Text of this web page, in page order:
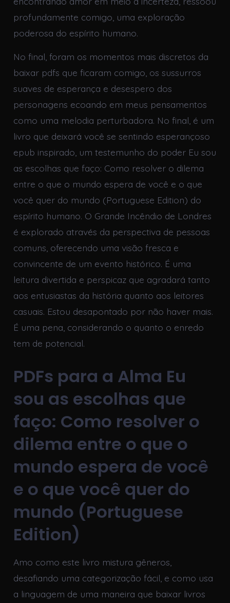
profundamente comigo, uma exploração
poderosa do espírito humano.
No final, foram os momentos mais discretos da
baixar pdfs que ficaram comigo, os sussurros
suaves de esperança e desespero dos
personagens ecoando em meus pensamentos
como uma melodia perturbadora. No final, é um
livro que deixará você se sentindo esperançoso
epub inspirado, um testemunho do poder Eu sou
as escolhas que faço: Como resolver o dilema
entre o que o mundo espera de você e o que
você quer do mundo (Portuguese Edition) do
espírito humano. O Grande Incêndio de Londres
é explorado através da perspectiva de pessoas
comuns, oferecendo uma visão fresca e
convincente de um evento histórico. É uma
leitura divertida e perspicaz que agradará tanto
aos entusiastas da história quanto aos leitores
casuais. Estou desapontado por não haver mais.
É uma pena, considerando o quanto o enredo
tem de potencial.
PDFs para a Alma Eu
sou as escolhas que
faço: Como resolver o
dilema entre o que o
mundo espera de você
e o que você quer do
mundo (Portuguese
Edition)
Amo como este livro mistura gêneros,
desafiando uma categorização fácil, e como usa
a linguagem de uma maneira que baixar livros